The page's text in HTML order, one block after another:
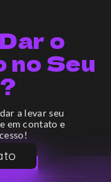
o
no Seu
a levar seu
em contato e